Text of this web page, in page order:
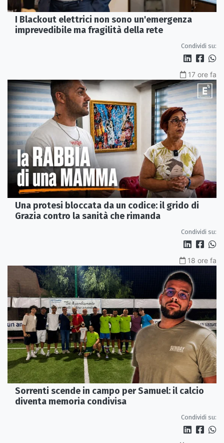
I Blackout elettrici non sono un'emergenza
imprevedibile ma fragilità della rete
Condividi su:
17 ore fa
Una protesi bloccata da un codice: il grido di
Grazia contro la sanità che rimanda
Condividi su:
18 ore fa
Sorrenti scende in campo per Samuel: il calcio
diventa memoria condivisa
Condividi su: